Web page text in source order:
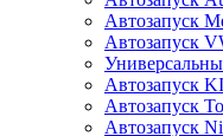
Автозапуск
Автозапуск
Автозапуск
Автозапуск
Автозапуск